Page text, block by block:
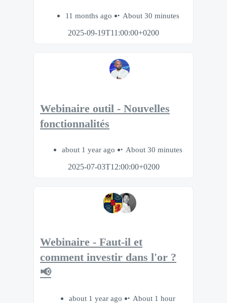
11 months ago
About 30 minutes
2025-09-19T11:00:00+0200
Webinaire outil - Nouvelles
fonctionnalités
about 1 year ago
About 30 minutes
2025-07-03T12:00:00+0200
Webinaire - Faut-il et
comment investir dans l'or ?
📢
about 1 year ago
About 1 hour